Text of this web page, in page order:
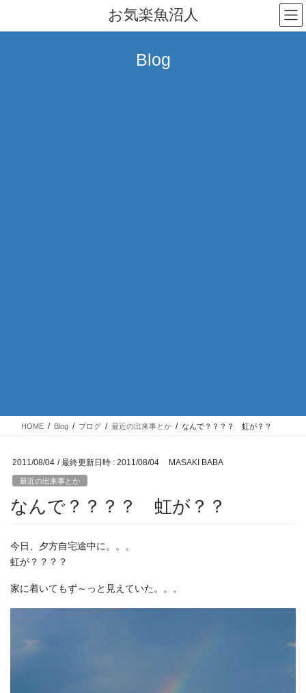
テ
ゲ
お気楽魚沼人
Blog
HOME Blog ブログ 最近の出来事とか なんで？？？？ 虹が？？
2011/08/04 / 最終更新日時 : 2011/08/04 MASAKI BABA
最近の出来事とか
なんで？？？？ 虹が？？
今日、夕方自宅途中に。。。
虹が？？？？
家に着いてもず～っと見えていた。。。